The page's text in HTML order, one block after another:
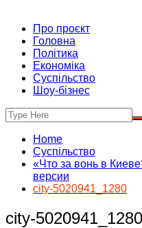
Про проєкт
Головна
Політика
Економіка
Суспільство
Шоу-бізнес
Home
Суспільство
«Что за вонь в
версии
city-5020941_1280
city-5020941_1280